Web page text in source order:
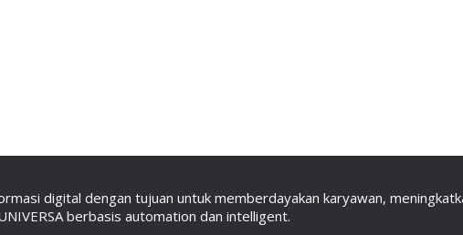
digital dengan tujuan untuk memberdayakan karyawan,
berbasis automation dan intelligent.